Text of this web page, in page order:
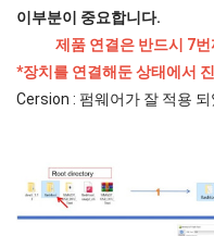
이부분이 중요합니다.
제품 연결은 반드시 7
*장치를 연결해둔 상태에서
Cersion : 펌웨어가 잘 적용